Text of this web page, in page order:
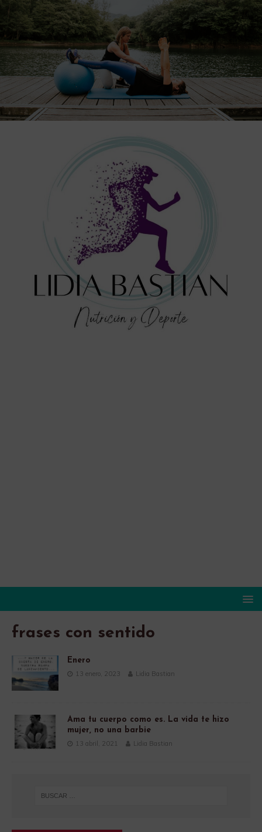
frases con sentido
Enero
13 enero, 2023 Lidia Bastian
Ama tu cuerpo como es. La vida te hizo
mujer, no una barbie
13 abril, 2021 Lidia Bastian